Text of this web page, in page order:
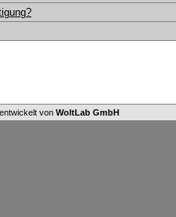
, entwickelt von WoltLab GmbH